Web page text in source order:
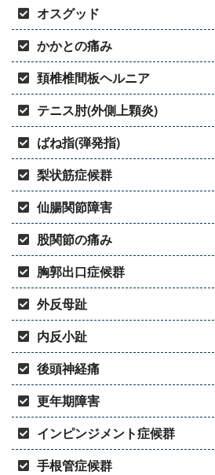
オスグッド
かかとの痛み
頚椎椎間板ヘルニア
テニス肘(外側上顆炎)
ばね指(弾発指)
梨状筋症候群
仙腸関節障害
股関節の痛み
胸郭出口症候群
外反母趾
内反小趾
後頭神経痛
更年期障害
インピンジメント症候群
手根管症候群